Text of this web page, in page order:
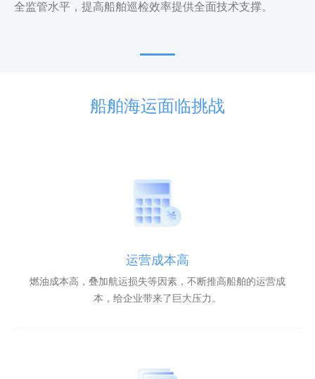
全监管水平，提高船舶巡检效率提供全面技术支撑。
船舶海运面临挑战
运营成本高
燃油成本高，叠加航运损失等因素，不断推高船舶的运营成
本，给企业带来了巨大压力。